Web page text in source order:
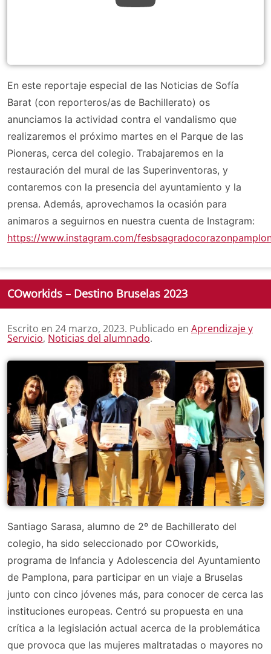
En este reportaje especial de las Noticias de Sofía
Barat (con reporteros/as de Bachillerato) os
anunciamos la actividad contra el vandalismo que
realizaremos el próximo martes en el Parque de las
Pioneras, cerca del colegio. Trabajaremos en la
restauración del mural de las Superinventoras, y
contaremos con la presencia del ayuntamiento y la
prensa. Además, aprovechamos la ocasión para
animaros a seguirnos en nuestra cuenta de Instagram:
https://www.instagram.com/
COworkids – Destino Bruselas 2023
Escrito en 24 marzo, 2023. Publicado en Aprendizaje y
Servicio, Noticias del alumnado.
Santiago Sarasa, alumno de 2º de Bachillerato del
colegio, ha sido seleccionado por COworkids,
programa de Infancia y Adolescencia del Ayuntamiento
de Pamplona, para participar en un viaje a Bruselas
junto con cinco jóvenes más, para conocer de cerca las
instituciones europeas. Centró su propuesta en una
crítica a la legislación actual acerca de la problemática
que provoca que las mujeres maltratadas o mayores no